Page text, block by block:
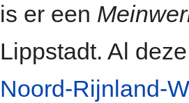
is er een
Lippstadt. Al
Noord-Rijnland-